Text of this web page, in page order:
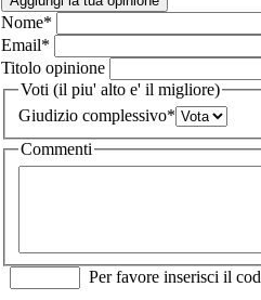
Nome*
Email*
Titolo opinione
Voti (il piu' alto e' il migliore)
Giudizio complessivo*
Commenti
Per favore inserisci il